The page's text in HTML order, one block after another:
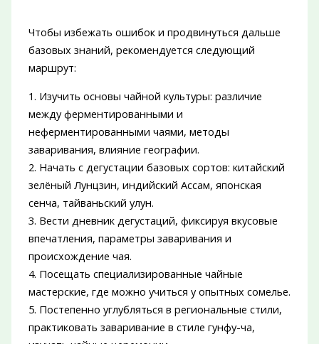
Чтобы избежать ошибок и продвинуться дальше
базовых знаний, рекомендуется следующий
маршрут:
1. Изучить основы чайной культуры: различие
между ферментированными и
неферментированными чаями, методы
заваривания, влияние географии.
2. Начать с дегустации базовых сортов: китайский
зелёный Лунцзин, индийский Ассам, японская
сенча, тайваньский улун.
3. Вести дневник дегустаций, фиксируя вкусовые
впечатления, параметры заваривания и
происхождение чая.
4. Посещать специализированные чайные
мастерские, где можно учиться у опытных сомелье.
5. Постепенно углубляться в региональные стили,
практиковать заваривание в стиле гунфу-ча,